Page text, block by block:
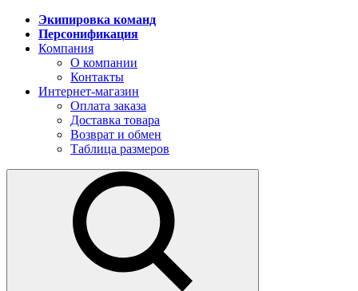
Экипировка команд
Персонификация
Компания
О компании
Контакты
Интернет-магазин
Оплата заказа
Доставка товара
Возврат и обмен
Таблица размеров